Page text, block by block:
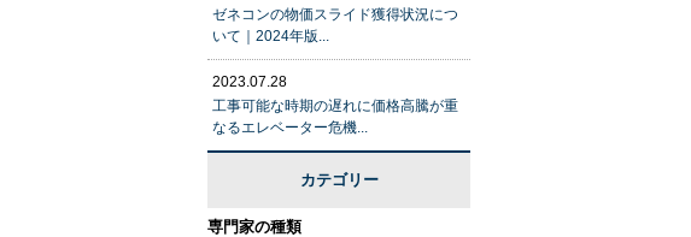
ゼネコンの物価スライド獲得状況につ
いて｜2024年版...
2023.07.28
工事可能な時期の遅れに価格高騰が重
なるエレベーター危機...
カテゴリー
専門家の種類